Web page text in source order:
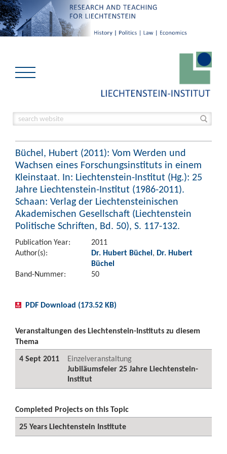
Büchel, Hubert (2011): Vom Werden und
Wachsen eines Forschungsinstituts in einem
Kleinstaat. In: Liechtenstein-Institut (Hg.): 25
Jahre Liechtenstein-Institut (1986-2011).
Schaan: Verlag der Liechtensteinischen
Akademischen Gesellschaft (Liechtenstein
Politische Schriften, Bd. 50), S. 117-132.
Publication Year:
2011
Author(s):
Dr. Hubert Büchel, Dr. Hubert
Büchel
Band-Nummer:
50
PDF Download (173.52 KB)
Veranstaltungen des Liechtenstein-Instituts zu diesem
Thema
4 Sept 2011
Einzelveranstaltung
Jubiläumsfeier 25 Jahre Liechtenstein-
Institut
Completed Projects on this Topic
25 Years Liechtenstein Institute